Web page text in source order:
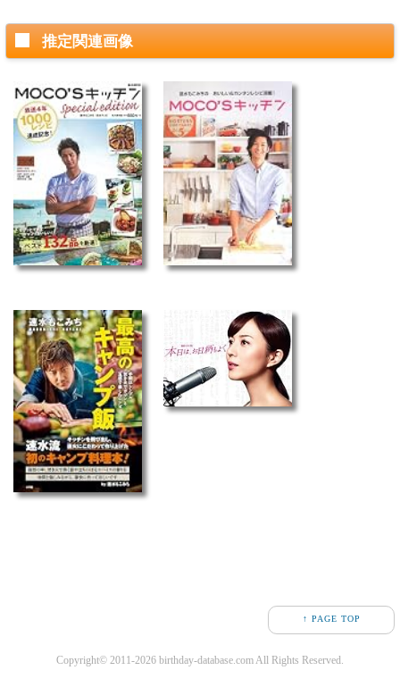
推定関連画像
↑ PAGE TOP
Copyright© 2011-2026 birthday-database.com All Rights Reserved.